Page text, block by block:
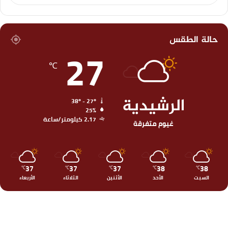
حالة الطقس
الرشيدية
غيوم متفرقة
27
℃
25%
2.17 كيلومتر/ساعة
38
℃
السبت
38
℃
الأحد
37
℃
الأثنين
37
℃
الثلاثاء
37
℃
الأربعاء